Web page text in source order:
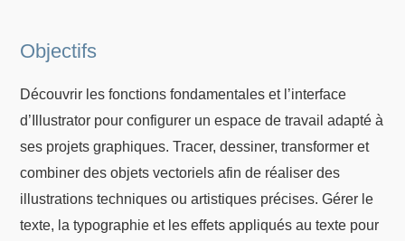
Objectifs
Découvrir les fonctions fondamentales et l’interface
d’Illustrator pour configurer un espace de travail adapté à
ses projets graphiques. Tracer, dessiner, transformer et
combiner des objets vectoriels afin de réaliser des
illustrations techniques ou artistiques précises. Gérer le
texte, la typographie et les effets appliqués au texte pour